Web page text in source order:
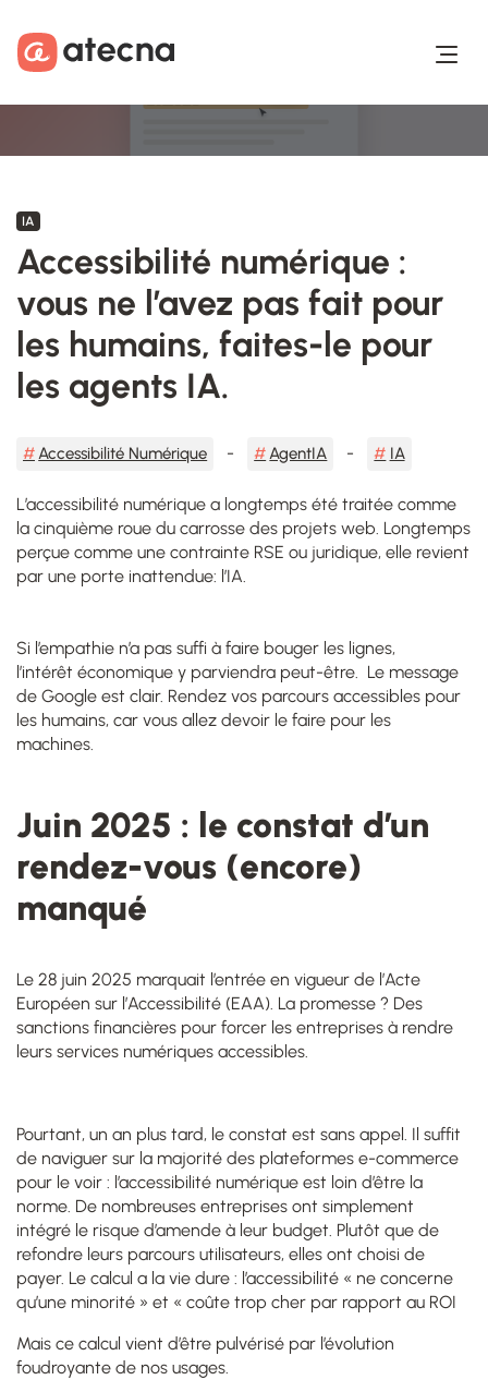
IA
Accessibilité numérique :
vous ne l’avez pas fait pour
les humains, faites-le pour
les agents IA.
Accessibilité Numérique AgentIA IA
L’accessibilité numérique a longtemps été traitée comme
la cinquième roue du carrosse des projets web. Longtemps
perçue comme une contrainte RSE ou juridique, elle revient
par une porte inattendue: l’IA.
Si l’empathie n’a pas suffi à faire bouger les lignes,
l’intérêt économique y parviendra peut-être. Le message
de Google est clair. Rendez vos parcours accessibles pour
les humains, car vous allez devoir le faire pour les
machines.
Juin 2025 : le constat d’un
rendez-vous (encore)
manqué
Le 28 juin 2025 marquait l’entrée en vigueur de l’Acte
Européen sur l’Accessibilité (EAA). La promesse ? Des
sanctions financières pour forcer les entreprises à rendre
leurs services numériques accessibles.
Pourtant, un an plus tard, le constat est sans appel. Il suffit
de naviguer sur la majorité des plateformes e-commerce
pour le voir : l’accessibilité numérique est loin d’être la
norme. De nombreuses entreprises ont simplement
intégré le risque d’amende à leur budget. Plutôt que de
refondre leurs parcours utilisateurs, elles ont choisi de
payer. Le calcul a la vie dure : l’accessibilité « ne concerne
qu’une minorité » et « coûte trop cher par rapport au ROI
Mais ce calcul vient d’être pulvérisé par l’évolution
foudroyante de nos usages.